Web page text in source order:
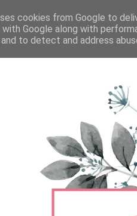
BŐRÁPOLÁS
cookies from Google to
with Google along with
to detect and address